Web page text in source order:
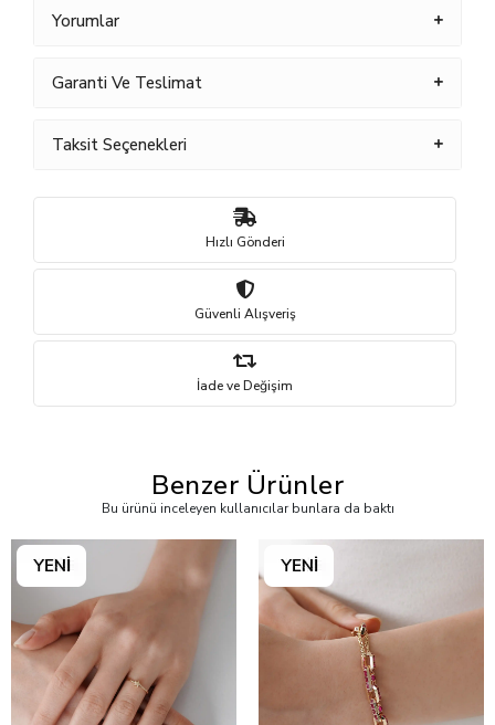
Yorumlar
Garanti Ve Teslimat
Taksit Seçenekleri
Hızlı Gönderi
Güvenli Alışveriş
İade ve Değişim
Benzer Ürünler
Bu ürünü inceleyen kullanıcılar bunlara da baktı